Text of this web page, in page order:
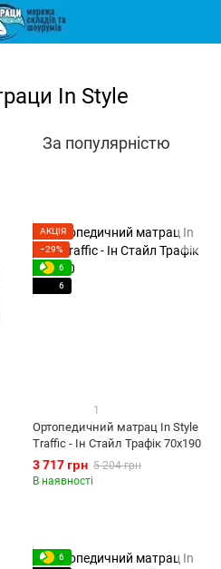
In Style
За популярністю
АКЦІЯ
−29%
6
6
1
Ортопедичний матрац In Style
Traffic - Ін Стайл Трафік 70x190
3 717 грн 5 204 грн
В наявності
6